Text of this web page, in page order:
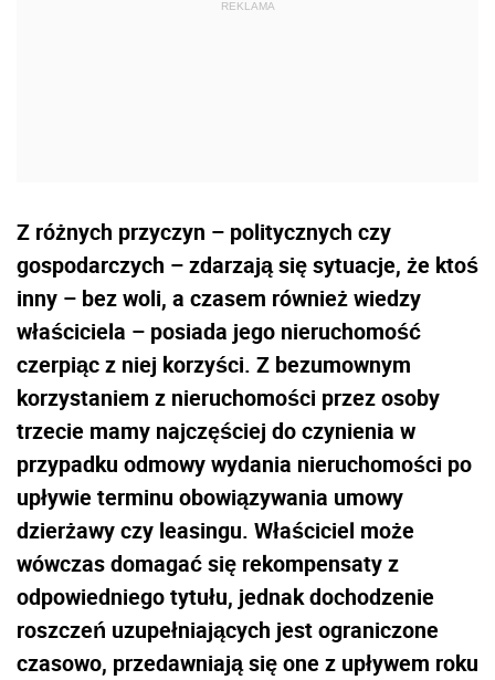
Z różnych przyczyn – politycznych czy
gospodarczych – zdarzają się sytuacje, że ktoś
inny – bez woli, a czasem również wiedzy
właściciela – posiada jego nieruchomość
czerpiąc z niej korzyści. Z bezumownym
korzystaniem z nieruchomości przez osoby
trzecie mamy najczęściej do czynienia w
przypadku odmowy wydania nieruchomości po
upływie terminu obowiązywania umowy
dzierżawy czy leasingu. Właściciel może
wówczas domagać się rekompensaty z
odpowiedniego tytułu, jednak dochodzenie
roszczeń uzupełniających jest ograniczone
czasowo, przedawniają się one z upływem roku